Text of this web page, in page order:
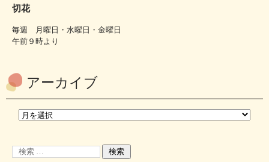
切花
毎週 月曜日・水曜日・金曜日
午前９時より
アーカイブ